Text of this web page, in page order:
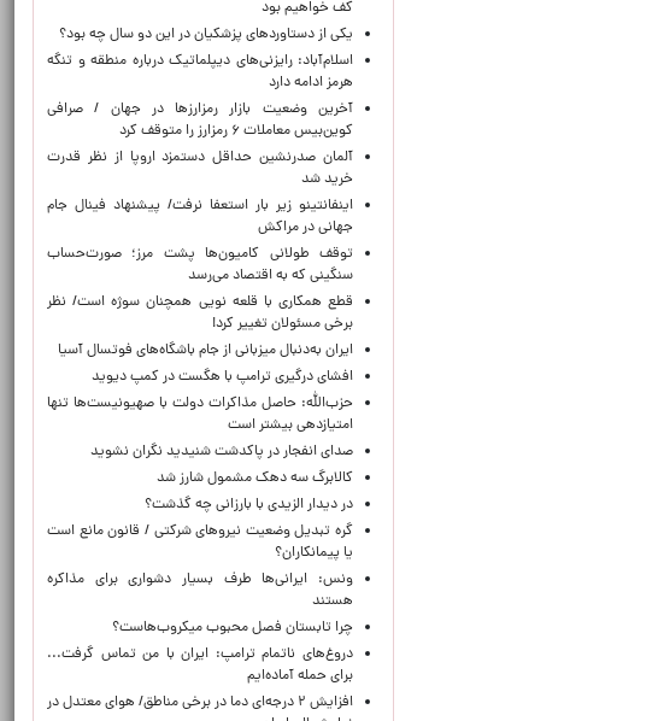
کف خواهیم بود
یکی از دستاوردهای پزشکیان در این دو سال چه بود؟
اسلام‌آباد: رایزنی‌های دیپلماتیک درباره منطقه و تنگه
هرمز ادامه دارد
آخرین وضعیت بازار رمزارزها در جهان / صرافی
کوین‌بیس معاملات ۶ رمزارز را متوقف کرد
آلمان صدرنشین حداقل دستمزد اروپا از نظر قدرت
خرید شد
اینفانتینو زیر بار استعفا نرفت/ پیشنهاد فینال جام
جهانی در مراکش
توقف طولانی کامیون‌ها پشت مرز؛ صورت‌حساب
سنگینی که به اقتصاد می‌رسد
قطع همکاری با قلعه نویی همچنان سوژه است/ نظر
برخی مسئولان تغییر کرد!
ایران به‌دنبال میزبانی از جام باشگاه‌های فوتسال آسیا
افشای درگیری ترامپ با هگست در کمپ دیوید
حزب‌الله: حاصل مذاکرات دولت با صهیونیست‌ها تنها
امتیازدهی‌ بیشتر است
صدای انفجار در پاکدشت شنیدید نگران نشوید
کالابرگ سه دهک مشمول شارز شد
در دیدار الزیدی با بارزانی چه گذشت؟
گره تبدیل وضعیت نیروهای شرکتی / قانون مانع است
یا پیمانکاران؟
ونس: ایرانی‌ها طرف بسیار دشواری برای مذاکره
هستند
چرا تابستان فصل محبوب میکروب‌هاست؟
دروغ‌های ناتمام ترامپ: ایران با من تماس گرفت...
برای حمله آماده‌ایم
افزایش ۲ درجه‌ای دما در برخی مناطق/ هوای معتدل در